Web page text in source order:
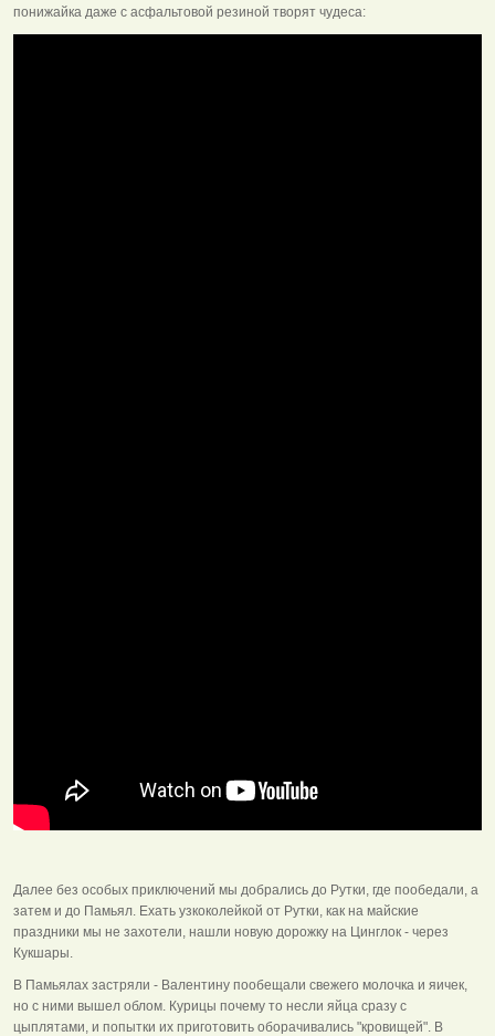
понижайка даже с асфальтовой резиной творят чудеса:
Далее без особых приключений мы добрались до Рутки, где пообедали, а
затем и до Памьял. Ехать узкоколейкой от Рутки, как на майские
праздники мы не захотели, нашли новую дорожку на Цинглок - через
Кукшары.
В Памьялах застряли - Валентину пообещали свежего молочка и яичек,
но с ними вышел облом. Курицы почему то несли яйца сразу с
цыплятами, и попытки их приготовить оборачивались "кровищей". В